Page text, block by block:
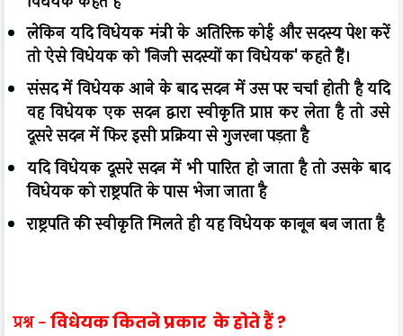
लेकिन यदि विधेयक मंत्री के अतिरिक्त कोई और सदस्य पेश करें
तोऐसे विधेयक को 'निजी सदस्यों का विधेयक' कहते हैं।
संसद में विधेयक आने के बाद सदन में उस पर चर्चा होती हैयदि
वह विधेयक एक सदन द्वारा स्वीकृति प्राप्त कर लेता हैतो उसे
दूसरे सदन में फिर इसी प्रक्रिया से गुजरना पड़ता है
यदि विधेयक दूसरे सदन में भी पारित हो जाता हैतो उसके बाद
विधेयक को राष्ट्रपति के पास भेजा जाता है
राष्ट्रपति की स्वीकृति मिलते ही यह विधेयक कानून बन जाता है
प्रश्न - विधेयक कितने प्रकार के होते हैं ?